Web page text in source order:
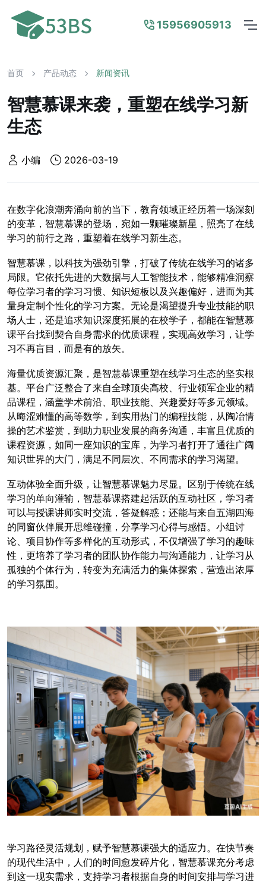
15956905913
首页 产品动态 新闻资讯
智慧慕课来袭，重塑在线学习新
生态
小编 2026-03-19
在数字化浪潮奔涌向前的当下，教育领域正经历着一场深刻
的变革，智慧慕课的登场，宛如一颗璀璨新星，照亮了在线
学习的前行之路，重塑着在线学习新生态。
智慧慕课，以科技为强劲引擎，打破了传统在线学习的诸多
局限。它依托先进的大数据与人工智能技术，能够精准洞察
每位学习者的学习习惯、知识短板以及兴趣偏好，进而为其
量身定制个性化的学习方案。无论是渴望提升专业技能的职
场人士，还是追求知识深度拓展的在校学子，都能在智慧慕
课平台找到契合自身需求的优质课程，实现高效学习，让学
习不再盲目，而是有的放矢。
海量优质资源汇聚，是智慧慕课重塑在线学习生态的坚实根
基。平台广泛整合了来自全球顶尖高校、行业领军企业的精
品课程，涵盖学术前沿、职业技能、兴趣爱好等多元领域。
从晦涩难懂的高等数学，到实用热门的编程技能，从陶冶情
操的艺术鉴赏，到助力职业发展的商务沟通，丰富且优质的
课程资源，如同一座知识的宝库，为学习者打开了通往广阔
知识世界的大门，满足不同层次、不同需求的学习渴望。
互动体验全面升级，让智慧慕课魅力尽显。区别于传统在线
学习的单向灌输，智慧慕课搭建起活跃的互动社区，学习者
可以与授课讲师实时交流，答疑解惑；还能与来自五湖四海
的同窗伙伴展开思维碰撞，分享学习心得与感悟。小组讨
论、项目协作等多样化的互动形式，不仅增强了学习的趣味
性，更培养了学习者的团队协作能力与沟通能力，让学习从
孤独的个体行为，转变为充满活力的集体探索，营造出浓厚
的学习氛围。
学习路径灵活规划，赋予智慧慕课强大的适应力。在快节奏
的现代生活中，人们的时间愈发碎片化，智慧慕课充分考虑
到这一现实需求，支持学习者根据自身的时间安排与学习进